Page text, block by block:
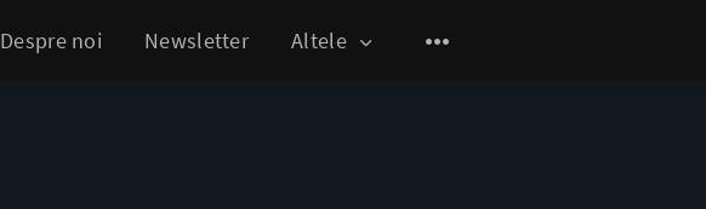
Despre noi Newsletter Altele